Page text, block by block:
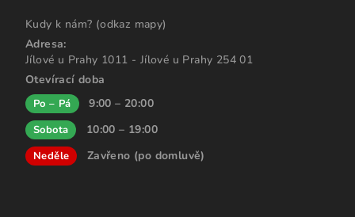
Kudy k nám? (odkaz mapy)
Adresa:
Jílové u Prahy 1011 - Jílové u Prahy 254 01
Otevírací doba
Po – Pá 9:00 – 20:00
Sobota 10:00 – 19:00
Neděle Zavřeno (po domluvě)